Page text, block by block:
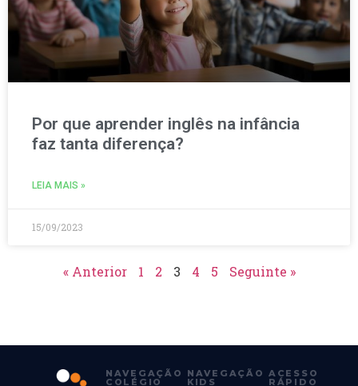
Por que aprender inglês na infância
faz tanta diferença?
LEIA MAIS »
15/09/2023
« Anterior 1 2 3 4 5 Seguinte »
NAVEGAÇÃO
COLÉGIO
NAVEGAÇÃO
KIDS
ACESSO
RÁPIDO